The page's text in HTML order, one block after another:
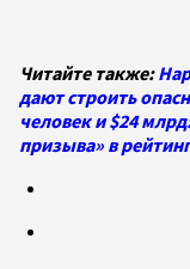
Читайте также:
дают строить
человек и $24
призыва» в